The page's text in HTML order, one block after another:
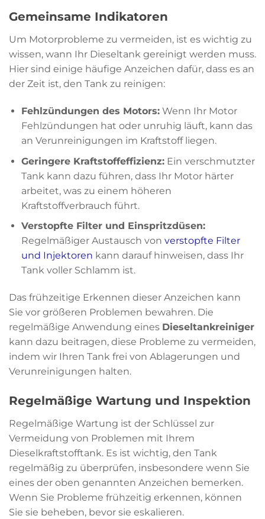
Gemeinsame Indikatoren
Um Motorprobleme zu vermeiden, ist es wichtig zu
wissen, wann Ihr Dieseltank gereinigt werden muss.
Hier sind einige häufige Anzeichen dafür, dass es an
der Zeit ist, den Tank zu reinigen:
Fehlzündungen des Motors:Wenn Ihr Motor
Fehlzündungen hat oder unruhig läuft, kann das
an Verunreinigungen im Kraftstoff liegen.
Geringere Kraftstoffeffizienz:Ein verschmutzter
Tank kann dazu führen, dass Ihr Motor härter
arbeitet, was zu einem höheren
Kraftstoffverbrauch führt.
Verstopfte Filter und Einspritzdüsen:
Regelmäßiger Austausch von verstopfte Filter
und Injektoren kann darauf hinweisen, dass Ihr
Tank voller Schlamm ist.
Das frühzeitige Erkennen dieser Anzeichen kann
Sie vor größeren Problemen bewahren. Die
regelmäßige Anwendung eines Dieseltankreiniger
kann dazu beitragen, diese Probleme zu vermeiden,
indem wir Ihren Tank frei von Ablagerungen und
Verunreinigungen halten.
Regelmäßige Wartung und Inspektion
Regelmäßige Wartung ist der Schlüssel zur
Vermeidung von Problemen mit Ihrem
Dieselkraftstofftank. Es ist wichtig, den Tank
regelmäßig zu überprüfen, insbesondere wenn Sie
eines der oben genannten Anzeichen bemerken.
Wenn Sie Probleme frühzeitig erkennen, können
Sie sie beheben, bevor sie eskalieren.